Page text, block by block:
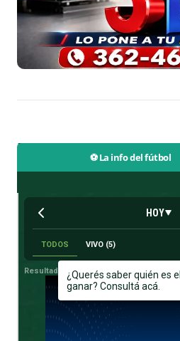
⚽ La info del fútbol